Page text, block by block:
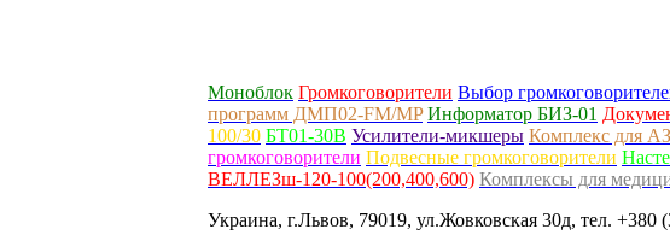
Моноблок Громкоговорители Выбор
программ ДМП02-FM/MP Информатор БИЗ-01
100/30 БТ01-30В Усилители-микшеры Комплекс для
громкоговорители Подвесные громкоговорители
ВЕЛЛЕЗш-120-100(200,400,600) Комплексы для
Украина, г.Львов, 79019, ул.Жовковская 30д, тел. +380